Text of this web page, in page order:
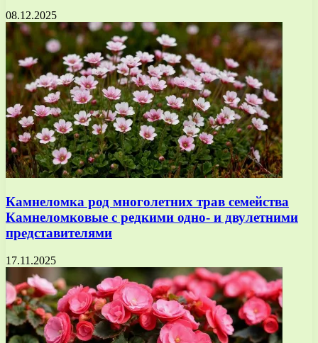
08.12.2025
Камнеломка род многолетних трав семейства
Камнеломковые с редкими одно- и двулетними
представителями
17.11.2025